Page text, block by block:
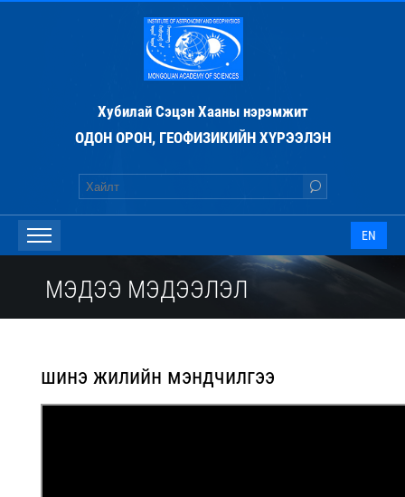
Хубилай Сэцэн Хааны нэрэмжит
ОДОН ОРОН, ГЕОФИЗИКИЙН ХҮРЭЭЛЭН
EN
МЭДЭЭ МЭДЭЭЛЭЛ
шинэ жилийн мэндчилгээ